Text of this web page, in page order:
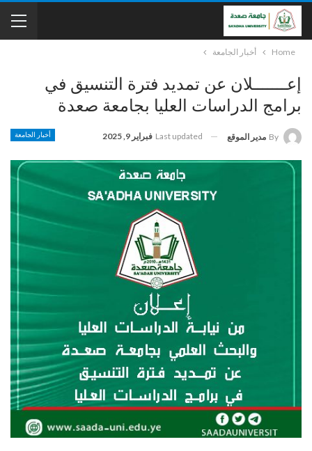
Home أخبار الجامعة
إعـــــــلان عن تمديد فترة التنسيق في
برامج الدراسات العليا بجامعة صعدة
أخبار الجامعة By مدير الموقع Last updated فبراير 9, 2025